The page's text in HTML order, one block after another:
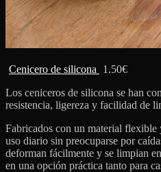
Cenicero de silicona 1.50€
Los ceniceros de silicona se han
resistencia, ligereza y facilidad de
Fabricados con un material flexible
uso diario sin preocuparse por
deforman fácilmente y se limpian
en una opción práctica tanto para